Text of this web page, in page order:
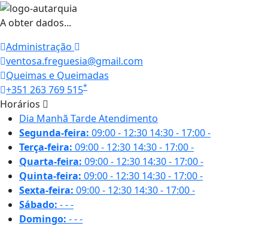
A obter dados...
Administração
ventosa.freguesia@gmail.com
Queimas e Queimadas
+351 263 769 515*
Horários
Dia Manhã TardeAtendimento
Segunda-feira: 09:00 - 12:30 14:30 - 17:00-
Terça-feira: 09:00 - 12:30 14:30 - 17:00-
Quarta-feira: 09:00 - 12:30 14:30 - 17:00-
Quinta-feira: 09:00 - 12:30 14:30 - 17:00-
Sexta-feira: 09:00 - 12:30 14:30 - 17:00-
Sábado: ---
Domingo: ---